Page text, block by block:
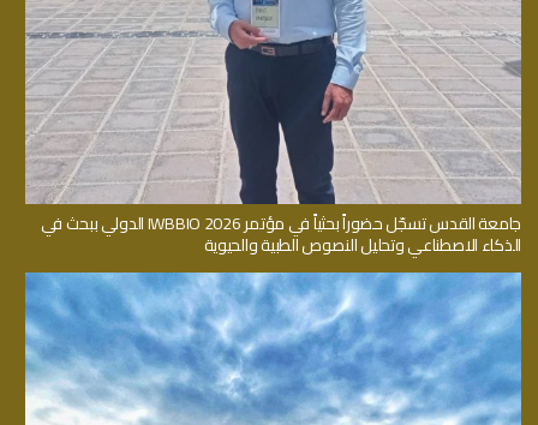
جامعة القدس تسجّل حضوراً بحثياً في مؤتمر IWBBIO 2026 الدولي ببحث في
الذكاء الاصطناعي وتحليل النصوص الطبية والحيوية